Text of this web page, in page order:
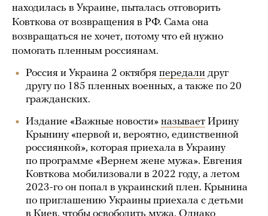
находилась в Украине, пыталась отговорить
Ковткова от возвращения в РФ. Сама она
возвращаться не хочет, потому что ей нужно
помогать пленным россиянам.
Россия и Украина 2 октября передали друг
другу по 185 пленных военных, а также по 20
гражданских.
Издание «Важные новости» называет Ирину
Крынину «первой и, вероятно, единственной
россиянкой», которая приехала в Украину
по программе «Вернем жене мужа». Евгения
Ковткова мобилизовали в 2022 году, а летом
2023-го он попал в украинский плен. Крынина
по приглашению Украины приехала с детьми